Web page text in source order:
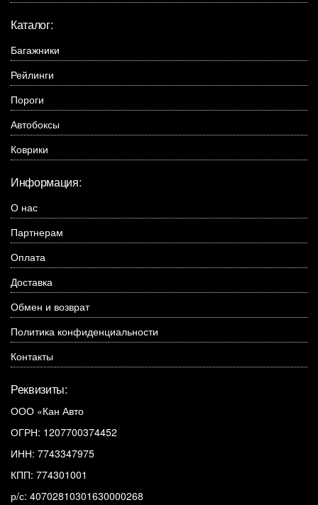
Каталог:
Багажники
Рейлинги
Пороги
Автобоксы
Коврики
Информация:
О нас
Партнерам
Оплата
Доставка
Обмен и возврат
Политика конфиденциальности
Контакты
Реквизиты:
ООО «Кан Авто
ОГРН: 1207700374452
ИНН: 7743347975
КПП: 774301001
р/с: 40702810301630000268